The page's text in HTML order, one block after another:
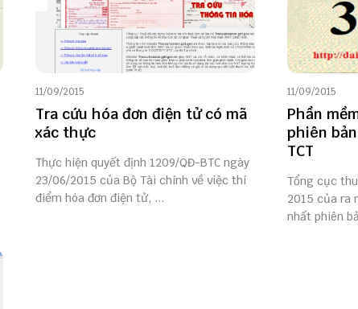
11/09/2015
Tra cứu hóa đơn điện tử có mã
xác thực
Thực hiện quyết định 1209/QĐ-BTC ngày
23/06/2015 của Bộ Tài chính về việc thí
điểm hóa đơn điện tử, ...
11/09/2015
Phần
phiên
TCT
Tổng cục
2015 của ra
nhất phiên